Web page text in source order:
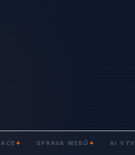
SPRÁVA WEBŮ AI VÝVOJ